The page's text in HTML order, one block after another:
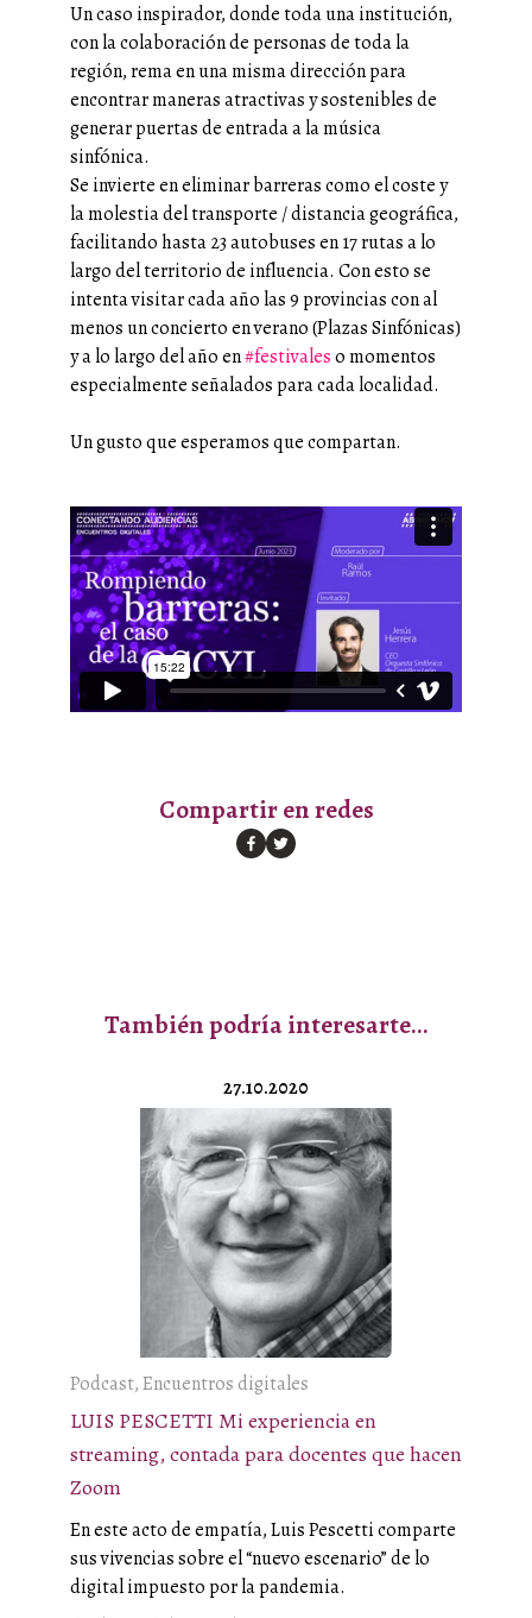
Un caso inspirador, donde toda una institución,
con la colaboración de personas de toda la
región, rema en una misma dirección para
encontrar maneras atractivas y sostenibles de
generar puertas de entrada a la música
sinfónica.
Se invierte en eliminar barreras como el coste y
la molestia del transporte / distancia geográfica,
facilitando hasta 23 autobuses en 17 rutas a lo
largo del territorio de influencia. Con esto se
intenta visitar cada año las 9 provincias con al
menos un concierto en verano (Plazas Sinfónicas)
y a lo largo del año en#festivaleso momentos
especialmente señalados para cada localidad.
Un gusto que esperamos que compartan.
Compartir en redes
También podría interesarte…
27.10.2020
Podcast, Encuentros digitales
LUIS PESCETTI Mi experiencia en
streaming, contada para docentes que hacen
Zoom
En este acto de empatía, Luis Pescetti comparte
sus vivencias sobre el “nuevo escenario” de lo
digital impuesto por la pandemia.